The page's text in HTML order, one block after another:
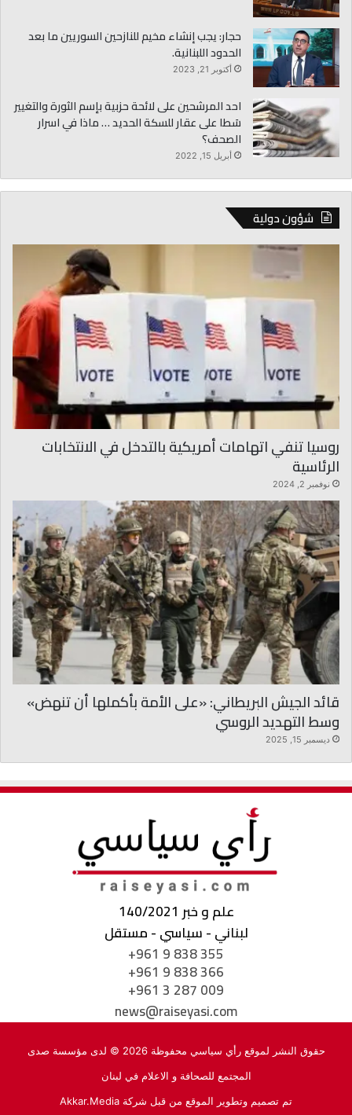
حجار: يجب إنشاء مخيم للنازحين السوريين ما بعد
الحدود اللبنانية.
أكتوبر 21, 2023
احد المرشحين على لائحة حزبية بإسم الثورة والتغيير
سَطا على عقار للسكة الحديد … ماذا في اسرار
الصحف؟
أبريل 15, 2022
شؤون دولية
روسيا تنفي اتهامات أمريكية بالتدخل في الانتخابات
الرئاسية
نوفمبر 2, 2024
قائد الجيش البريطاني: «على الأمة بأكملها أن تنهض»
وسط التهديد الروسي
ديسمبر 15, 2025
علم و خبر 140/2021
لبناني - سياسي - مستقل
+961 9 838 355
+961 9 838 366
+961 3 287 009
news@raiseyasi.com
حقوق النشر لموقع رأي سياسي محفوظة 2026 © لدى مؤسسة صدى
المجتمع للصحافة و الاعلام في لبنان
تم تصميم وتطوير الموقع من قبل شركة Akkar.Media